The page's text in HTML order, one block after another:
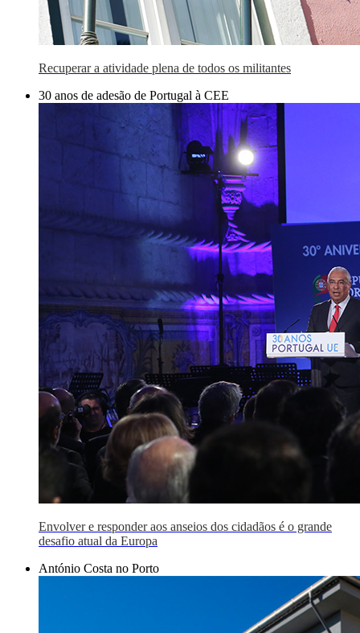
Recuperar a atividade plena de todos os militantes
30 anos de adesão de Portugal à CEE
Envolver e responder aos anseios dos cidadãos é o grande
desafio atual da Europa
António Costa no Porto